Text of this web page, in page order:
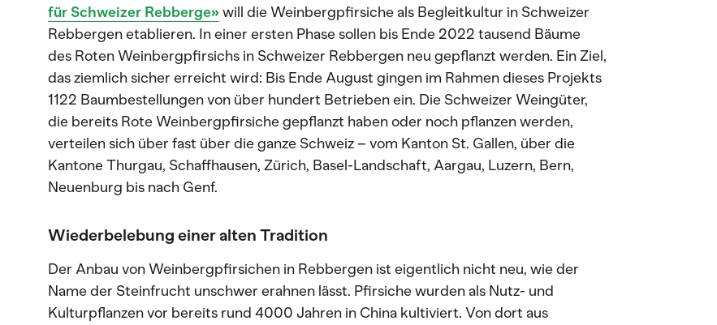
für Schweizer Rebberge»will die Weinbergpfirsiche als Begleitkultur in Schweizer
Rebbergen etablieren. In einer ersten Phase sollen bis Ende 2022 tausend Bäume
des Roten Weinbergpfirsichs in Schweizer Rebbergen neu gepflanzt werden. Ein Ziel,
das ziemlich sicher erreicht wird: Bis Ende August gingen im Rahmen dieses Projekts
1122 Baumbestellungen von über hundert Betrieben ein. Die Schweizer Weingüter,
die bereits Rote Weinbergpfirsiche gepflanzt haben oder noch pflanzen werden,
verteilen sich über fast über die ganze Schweiz – vom Kanton St. Gallen, über die
Kantone Thurgau, Schaffhausen, Zürich, Basel-Landschaft, Aargau, Luzern, Bern,
Neuenburg bis nach Genf.
Wiederbelebung einer alten Tradition
Der Anbau von Weinbergpfirsichen in Rebbergen ist eigentlich nicht neu, wie der
Name der Steinfrucht unschwer erahnen lässt. Pfirsiche wurden als Nutz- und
Kulturpflanzen vor bereits rund 4000 Jahren in China kultiviert. Von dort aus